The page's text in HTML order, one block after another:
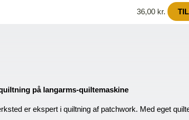
36,00 kr.
på langarms-quiltemaskine
er ekspert i quiltning af patchwork. Med eget